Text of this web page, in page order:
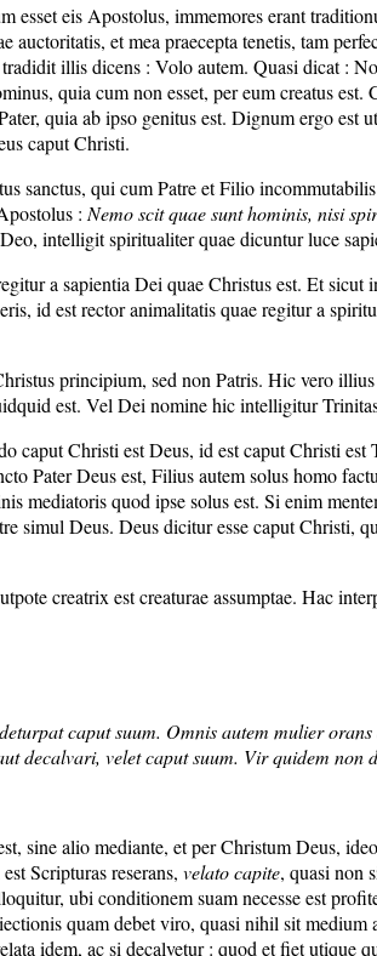
esset eis Apostolus, immemores erant
auctoritatis, et mea praecepta tenetis, tam
illis dicens : Volo autem. Quasi dicat :
quia cum non esset, per eum creatus
quia ab ipso genitus est. Dignum ergo
caput Christi.
qui cum Patre et Filio
: Nemo scit quae sunt hominis, nisi
intelligit spiritualiter quae dicuntur luce
a sapientia Dei quae Christus est. Et
id est rector animalitatis quae regitur a
principium, sed non Patris. Hic vero
est. Vel Dei nomine hic intelligitur
caput Christi est Deus, id est caput Christi
Pater Deus est, Filius autem solus homo
mediatoris quod ipse solus est. Si enim
simul Deus. Deus dicitur esse caput
creatrix est creaturae assumptae. Hac
caput suum. Omnis autem mulier
decalvari, velet caput suum. Vir quidem
sine alio mediante, et per Christum Deus,
Scripturas reserans, velato capite, quasi non
ubi conditionem suam necesse est
quam debet viro, quasi nihil sit medium
idem, ac si decalvetur : quod et fiet utique